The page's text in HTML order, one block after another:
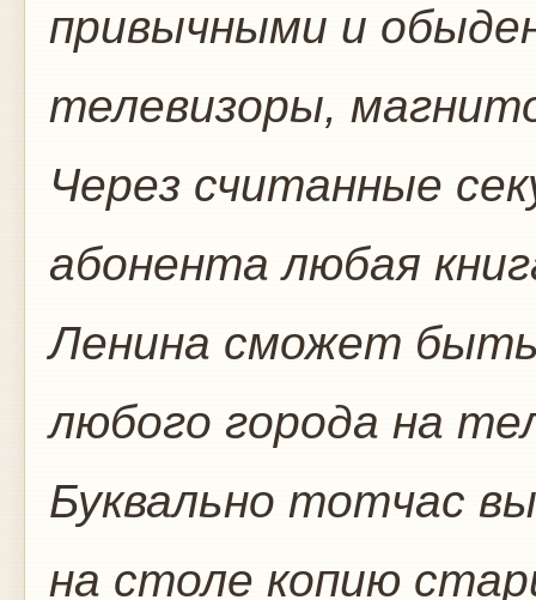
привычными и
телевизоры,
Через считанные
абонента любая
Ленина сможет
любого города на
Буквально тотчас
на столе копию